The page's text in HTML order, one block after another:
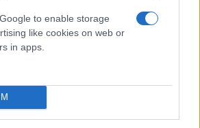
to enable storage
like cookies on web or
in apps.λύσεις σε καθημερινά
«Δαίδαλο», το «εργαστάσιο»
που θα στηθεί στο Λαύριο,